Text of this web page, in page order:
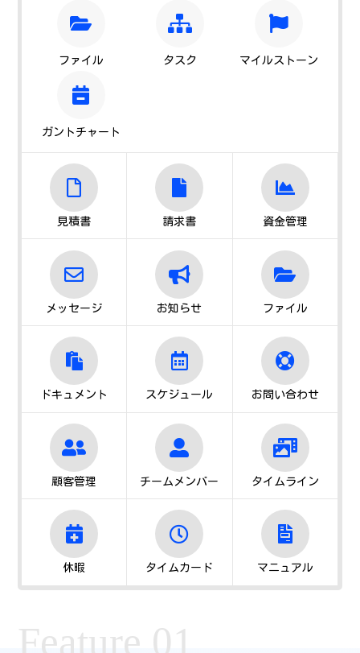
ファイル タスク マイルストーン
ガントチャート
見積書 請求書 資金管理
メッセージ お知らせ ファイル
ドキュメント スケジュール お問い合わせ
顧客管理 チームメンバー タイムライン
休暇 タイムカード マニュアル
Feature 01